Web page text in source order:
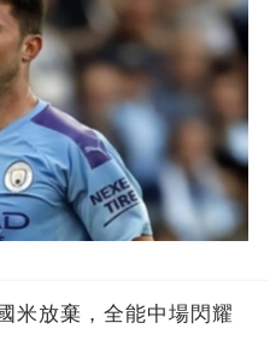
米放棄，全能中場閃耀